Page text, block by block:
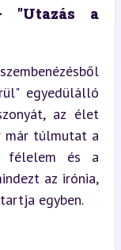
"Utazás a
egyedülálló
az élet
már túlmutat a
félelem és a
az irónia,
egyben.